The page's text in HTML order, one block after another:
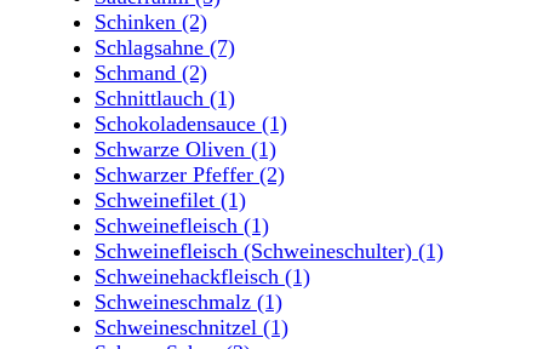
Schinken (2)
Schlagsahne (7)
Schmand (2)
Schnittlauch (1)
Schokoladensauce (1)
Schwarze Oliven (1)
Schwarzer Pfeffer (2)
Schweinefilet (1)
Schweinefleisch (1)
Schweinefleisch (Schweineschulter) (1)
Schweinehackfleisch (1)
Schweineschmalz (1)
Schweineschnitzel (1)